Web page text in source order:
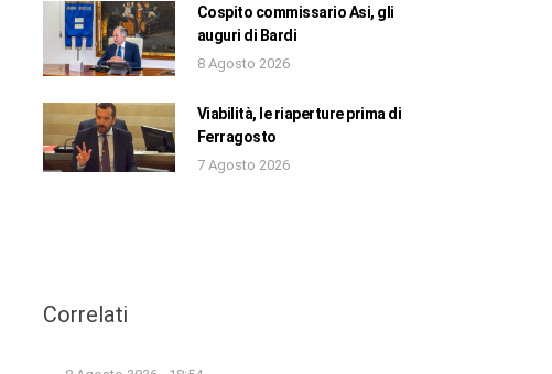
Cospito commissario Asi, gli
auguri di Bardi
8 Agosto 2026
Viabilità, le riaperture prima di
Ferragosto
7 Agosto 2026
Correlati